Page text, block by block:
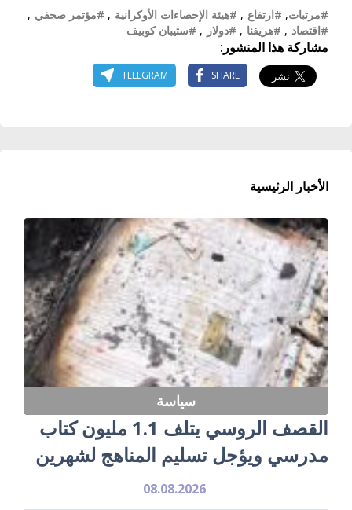
#مرتبات, #ارتفاع , #هيئة الإحصاءات الأوكرانية , #مؤتمر صحفي ,
#اقتصاد , #هريفنا , #دولار , #ستيبان كوبيف
مشاركة هذا المنشور:
SHARE
TELEGRAM
الأخبار الرئيسية
سياسة
القصف الروسي يتلف 1.1 مليون كتاب
مدرسي ويؤجل تسليم المناهج لشهرين
08.08.2026